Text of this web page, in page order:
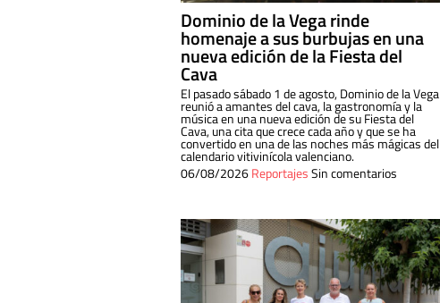
Dominio de la Vega rinde
homenaje a sus burbujas en una
nueva edición de la Fiesta del
Cava
El pasado sábado 1 de agosto, Dominio de la Vega
reunió a amantes del cava, la gastronomía y la
música en una nueva edición de su Fiesta del
Cava, una cita que crece cada año y que se ha
convertido en una de las noches más mágicas del
calendario vitivinícola valenciano.
06/08/2026ReportajesSin comentarios